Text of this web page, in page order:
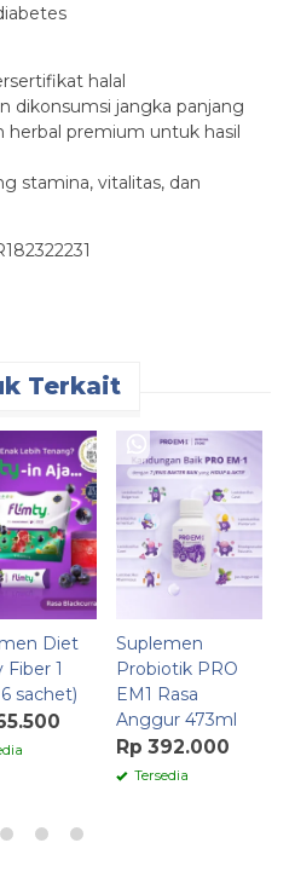
halal
dikonsumsi jangka panjang
herbal premium untuk hasil
stamina, vitalitas, dan
Terkait
Diet
Fiber 1
sachet)
Suplemen
Probiotik PRO
EM1 Rasa
Anggur 473ml
Rp 392.000
Tersedia